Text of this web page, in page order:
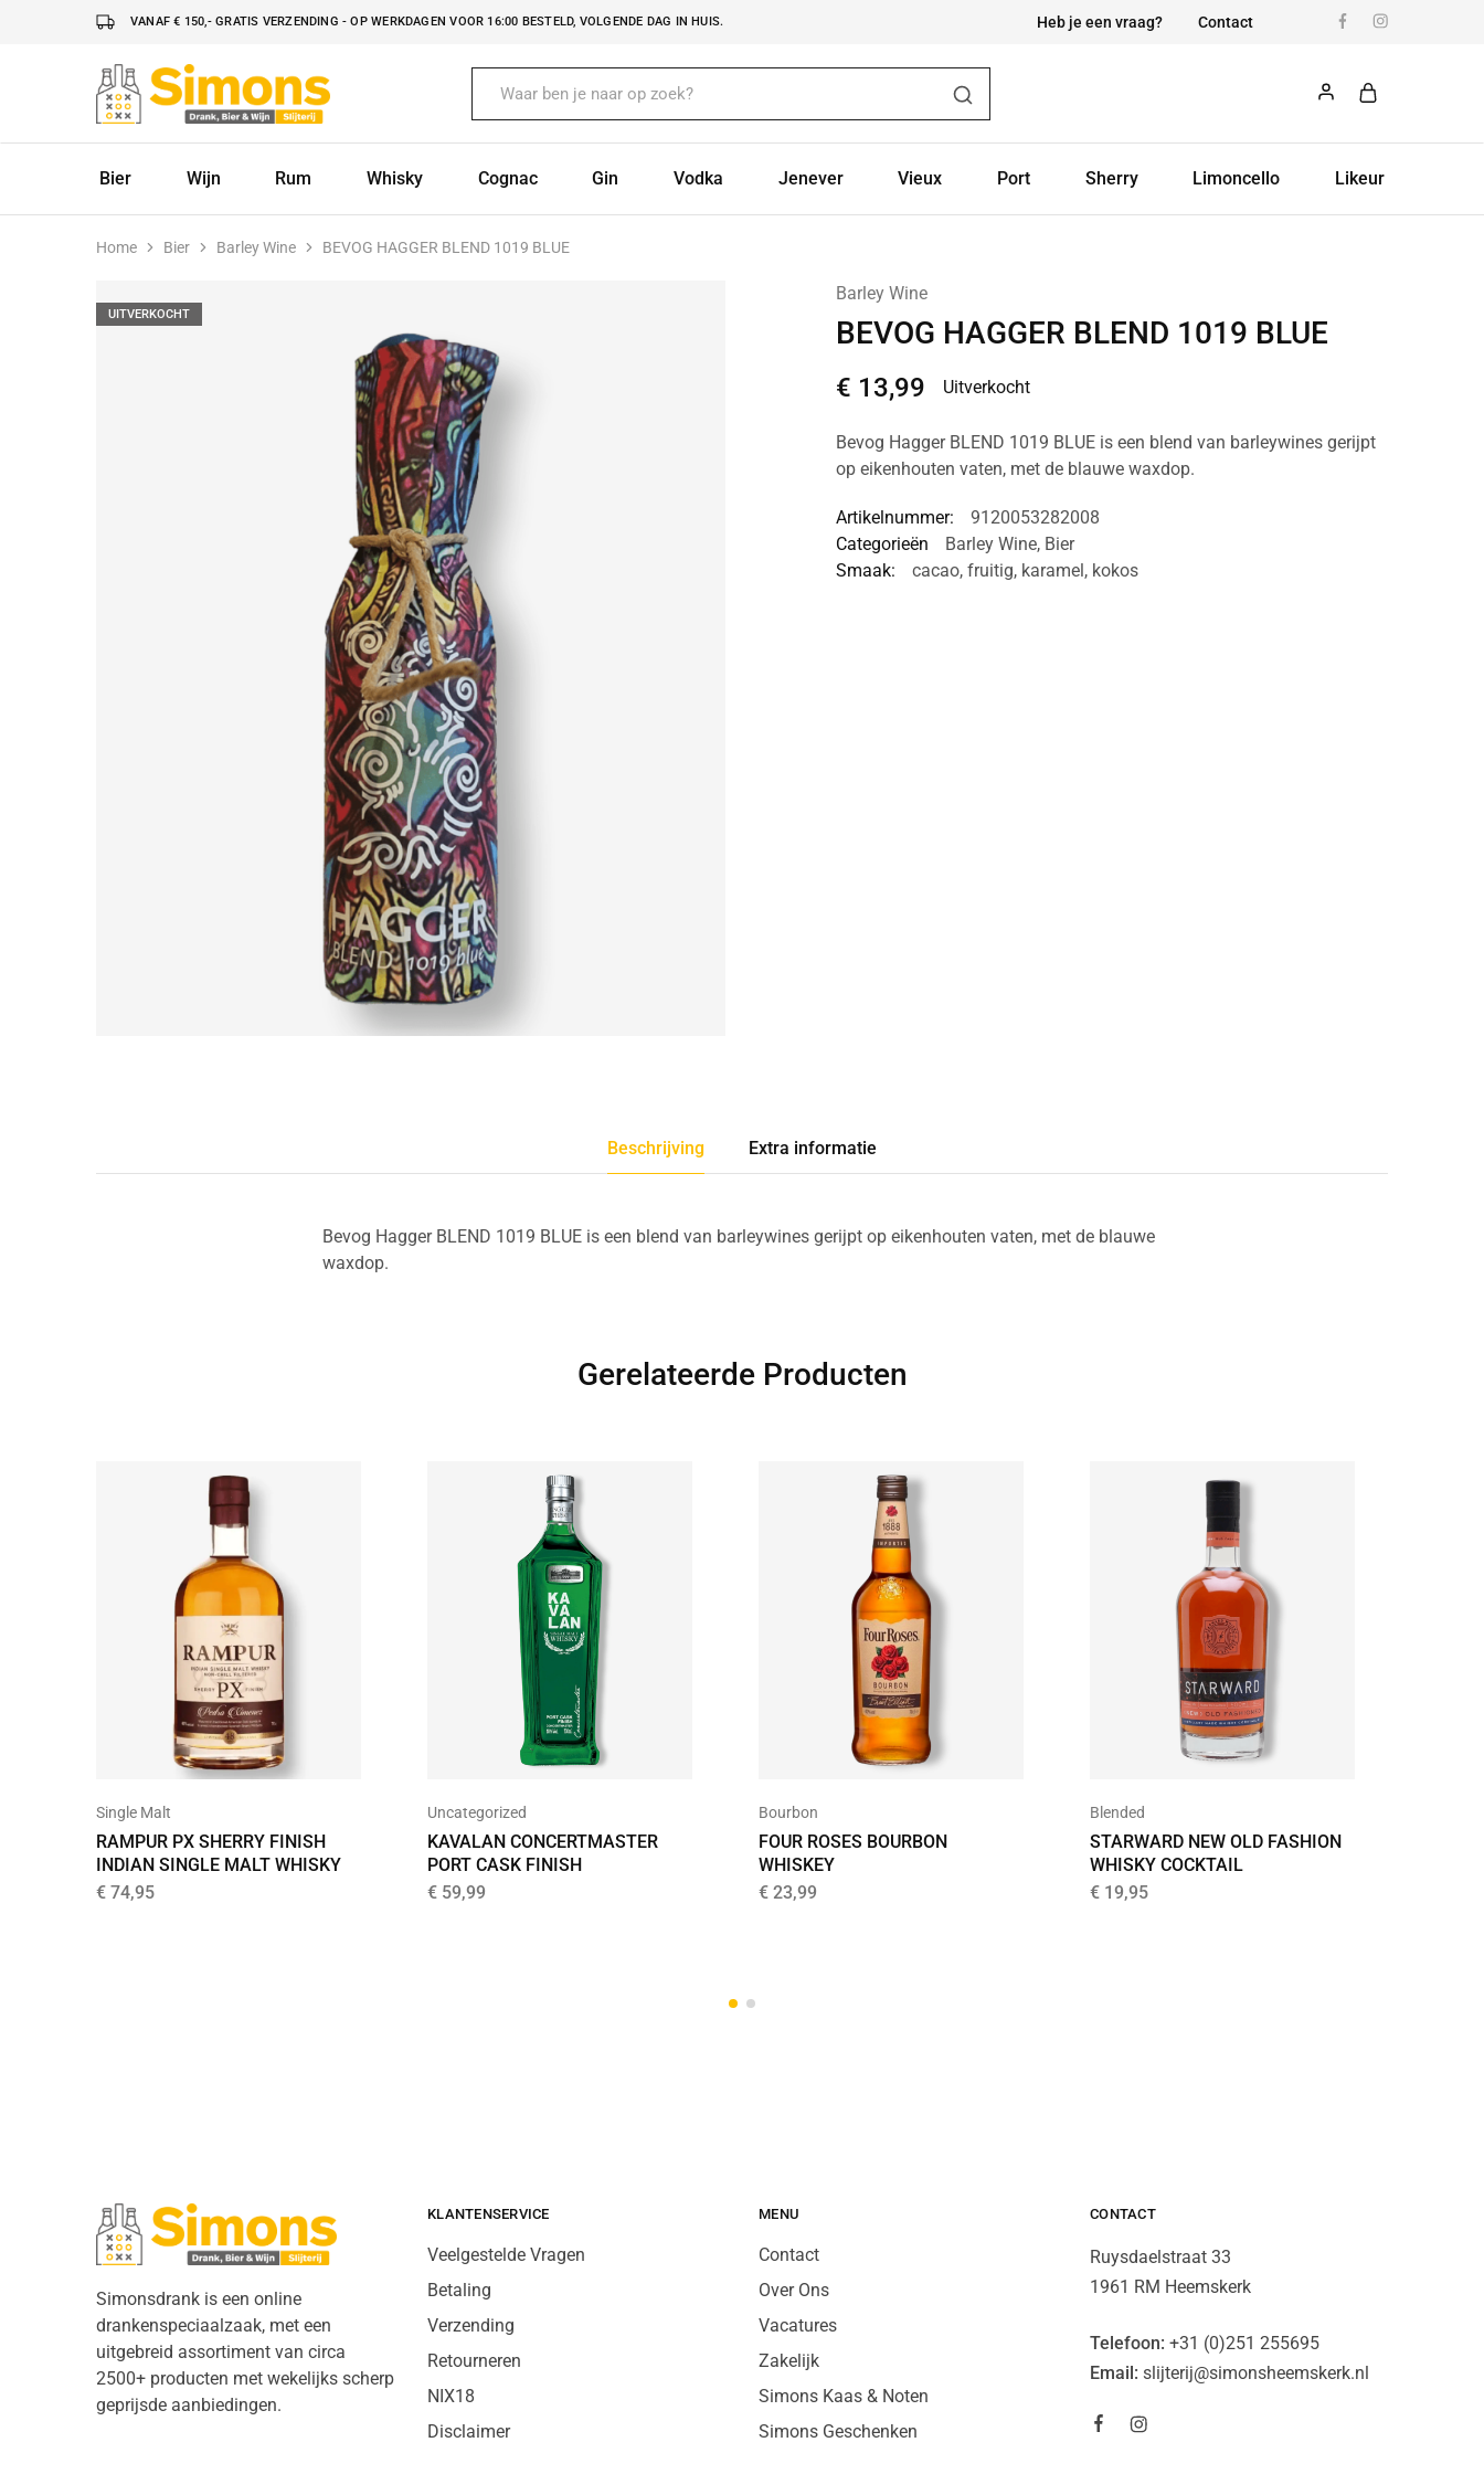
VANAF € 150,- GRATIS VERZENDING - OP WERKDAGEN VOOR 16:00 BESTELD, VOLGENDE DAG IN HUIS. Heb je een vraag? Contact
Simonsdrank.nl
Drank,
Bier
Bier
Wijn Rum Whisky Cognac Gin Vodka Jenever Vieux Port Sherry Limoncello Likeur
Home Bier Barley Wine BEVOG HAGGER BLEND 1019 BLUE
UITVERKOCHT
Barley Wine
BEVOG HAGGER BLEND 1019 BLUE
€ 13,99 Uitverkocht
Bevog Hagger BLEND 1019 BLUE is een blend van barleywines gerijpt
op eikenhouten vaten, met de blauwe waxdop.
Artikelnummer:
9120053282008
Categorieën
Barley Wine, Bier
Smaak:
cacao, fruitig, karamel, kokos
Beschrijving Extra informatie
Bevog Hagger BLEND 1019 BLUE is een blend van barleywines gerijpt op eikenhouten vaten, met de blauwe
waxdop.
Gerelateerde Producten
Single Malt
RAMPUR PX SHERRY FINISH
INDIAN SINGLE MALT WHISKY
€ 74,95
Uncategorized
KAVALAN CONCERTMASTER
PORT CASK FINISH
€ 59,99
Bourbon
FOUR ROSES BOURBON
WHISKEY
€ 23,99
Blended
STARWARD NEW OLD FASHION
WHISKY COCKTAIL
€ 19,95
Simonsdrank is een online
drankenspeciaalzaak, met een
uitgebreid assortiment van circa
2500+ producten met wekelijks scherp
geprijsde aanbiedingen.
KLANTENSERVICE
Veelgestelde Vragen
Betaling
Verzending
Retourneren
NIX18
Disclaimer
MENU
Contact
Over Ons
Vacatures
Zakelijk
Simons Kaas & Noten
Simons Geschenken
CONTACT
Ruysdaelstraat 33
1961 RM Heemskerk
Telefoon: +31 (0)251 255695
Email: slijterij@simonsheemskerk.nl